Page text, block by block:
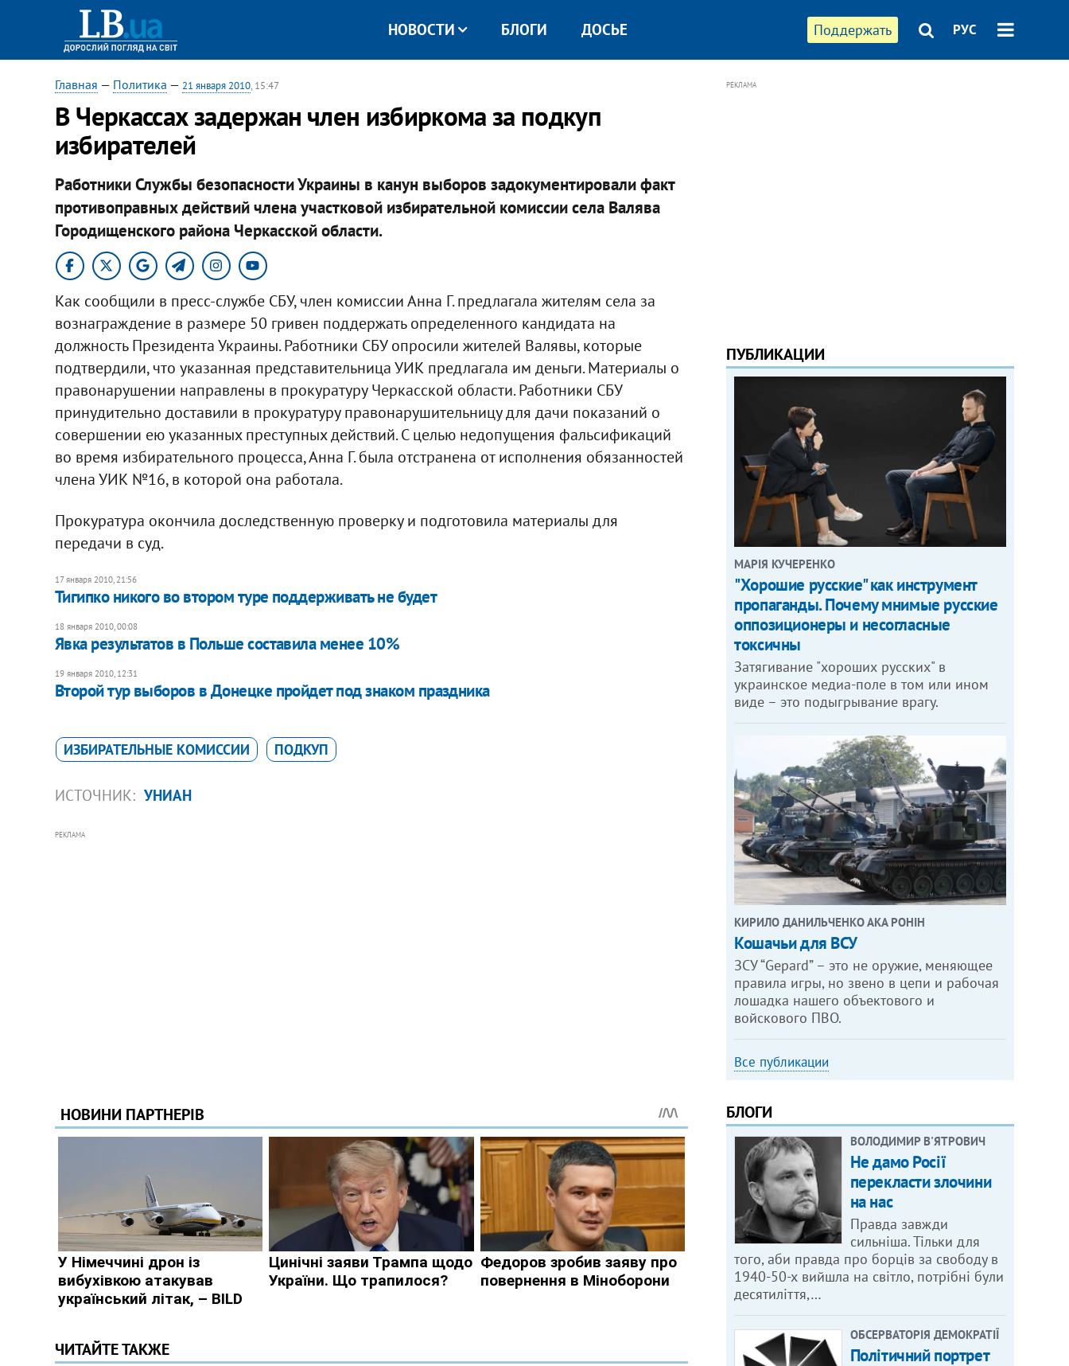
Поддержать РУС
НОВОСТИ БЛОГИ ДОСЬЕ
Главная — Политика — 21 января 2010, 15:47
В Черкассах задержан член избиркома за подкуп
избирателей
Работники Службы безопасности Украины в канун выборов задокументировали факт
противоправных действий члена участковой избирательной комиссии села Валява
Городищенского района Черкасской области.
Как сообщили в пресс-службе СБУ, член комиссии Анна Г. предлагала жителям села за
вознаграждение в размере 50 гривен поддержать определенного кандидата на
должность Президента Украины. Работники СБУ опросили жителей Валявы, которые
подтвердили, что указанная представительница УИК предлагала им деньги. Материалы о
правонарушении направлены в прокуратуру Черкасской области. Работники СБУ
принудительно доставили в прокуратуру правонарушительницу для дачи показаний о
совершении ею указанных преступных действий. С целью недопущения фальсификаций
во время избирательного процесса, Анна Г. была отстранена от исполнения обязанностей
члена УИК №16, в которой она работала.
Прокуратура окончила доследственную проверку и подготовила материалы для
передачи в суд.
17 января 2010, 21:56
Тигипко никого во втором туре поддерживать не будет
18 января 2010, 00:08
Явка результатов в Польше составила менее 10%
19 января 2010, 12:31
Второй тур выборов в Донецке пройдет под знаком праздника
ИЗБИРАТЕЛЬНЫЕ КОМИССИИ ПОДКУП
ИСТОЧНИК: УНИАН
РЕКЛАМА
ЧИТАЙТЕ ТАКЖЕ
РЕКЛАМА
ПУБЛИКАЦИИ
МАРІЯ КУЧЕРЕНКО
"Хорошие русские" как инструмент
пропаганды. Почему мнимые русские
оппозиционеры и несогласные
токсичны
Затягивание "хороших русских" в
украинское медиа-поле в том или ином
виде – это подыгрывание врагу.
КИРИЛО ДАНИЛЬЧЕНКО АКА РОНІН
Кошачьи для ВСУ
ЗСУ “Gepard” – это не оружие, меняющее
правила игры, но звено в цепи и рабочая
лошадка нашего объектового и
войскового ПВО.
Все публикации
БЛОГИ
ВОЛОДИМИР В'ЯТРОВИЧ
Не дамо Росії
перекласти злочини
на нас
Правда завжди
сильніша. Тільки для
того, аби правда про борців за свободу в
1940-50-х вийшла на світло, потрібні були
десятиліття,…
ОБСЕРВАТОРІЯ ДЕМОКРАТІЇ
Політичний портрет